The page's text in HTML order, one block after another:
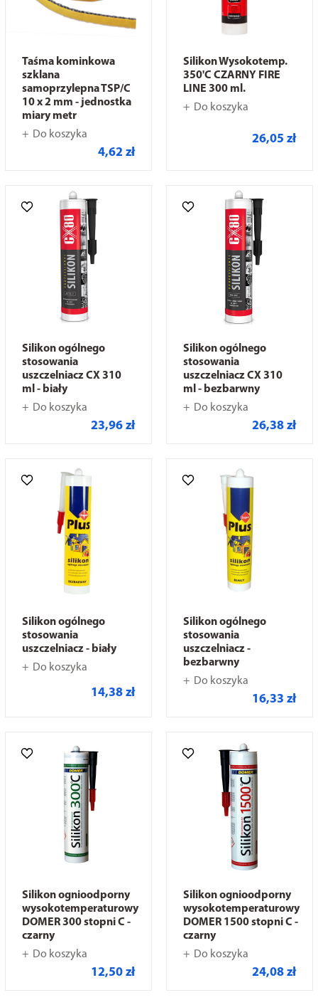
Taśma kominkowa
szklana
samoprzylepna TSP/C
10 x 2 mm - jednostka
miary metr
Do koszyka
4,62 zł
Silikon Wysokotemp.
350'C CZARNY FIRE
LINE 300 ml.
Do koszyka
26,05 zł
Silikon ogólnego
stosowania
uszczelniacz CX 310
ml - biały
Do koszyka
23,96 zł
Silikon ogólnego
stosowania
uszczelniacz CX 310
ml - bezbarwny
Do koszyka
26,38 zł
Silikon ogólnego
stosowania
uszczelniacz - biały
Do koszyka
14,38 zł
Silikon ogólnego
stosowania
uszczelniacz -
bezbarwny
Do koszyka
16,33 zł
Silikon ognioodporny
wysokotemperaturowy
DOMER 300 stopni C -
czarny
Do koszyka
12,50 zł
Silikon ognioodporny
wysokotemperaturowy
DOMER 1500 stopni C -
czarny
Do koszyka
24,08 zł